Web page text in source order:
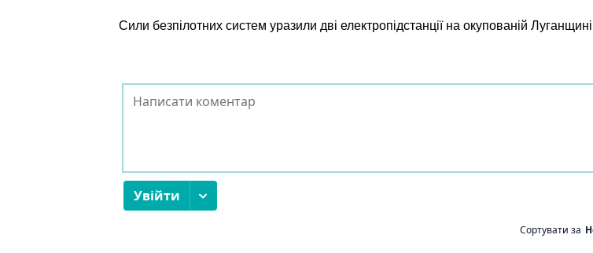
Сили безпілотних систем уразили дві електропідстанції на окупованій Луганщині